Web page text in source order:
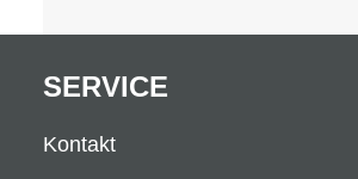
SERVICE
Kontakt